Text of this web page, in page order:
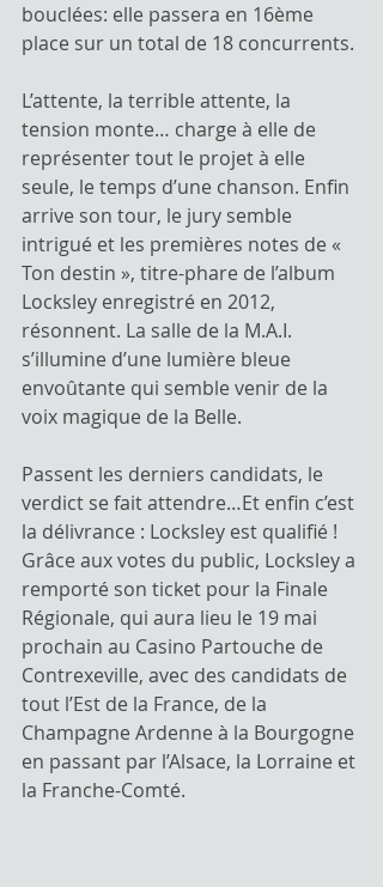
bouclées: elle passera en 16ème
place sur un total de 18 concurrents.
L’attente, la terrible attente, la
tension monte… charge à elle de
représenter tout le projet à elle
seule, le temps d’une chanson. Enfin
arrive son tour, le jury semble
intrigué et les premières notes de «
Ton destin », titre-phare de l’album
Locksley enregistré en 2012,
résonnent. La salle de la M.A.I.
s’illumine d’une lumière bleue
envoûtante qui semble venir de la
voix magique de la Belle.
Passent les derniers candidats, le
verdict se fait attendre…Et enfin c’est
la délivrance : Locksley est qualifié !
Grâce aux votes du public, Locksley a
remporté son ticket pour la Finale
Régionale, qui aura lieu le 19 mai
prochain au Casino Partouche de
Contrexeville, avec des candidats de
tout l’Est de la France, de la
Champagne Ardenne à la Bourgogne
en passant par l’Alsace, la Lorraine et
la Franche-Comté.